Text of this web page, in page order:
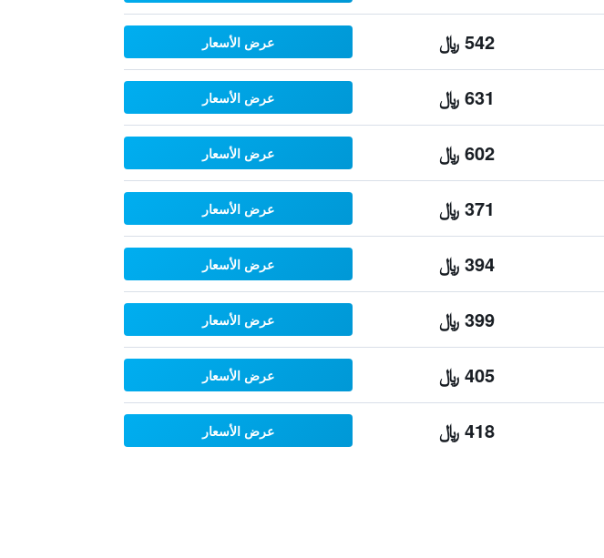
542 ﷼ عرض الأسعار
631 ﷼ عرض الأسعار
602 ﷼ عرض الأسعار
371 ﷼ عرض الأسعار
394 ﷼ عرض الأسعار
399 ﷼ عرض الأسعار
405 ﷼ عرض الأسعار
418 ﷼ عرض الأسعار